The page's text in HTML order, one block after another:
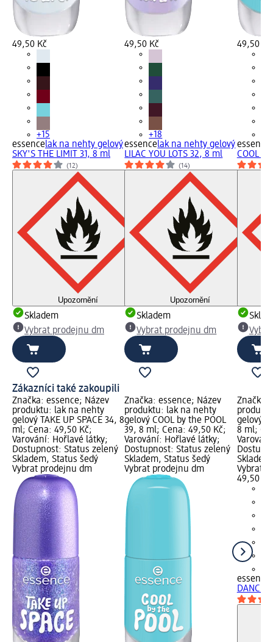
49,50 Kč
+15
essencelak na nehty gelový
SKY'S THE LIMIT 31, 8 ml
(12)
Upozornění
Skladem
Vybrat prodejnu dm
49,50 Kč
+18
essencelak na nehty gelový
LILAC YOU LOTS 32, 8 ml
(14)
Upozornění
Skladem
Vybrat prodejnu dm
49,50 Kč
essence
COOL
Zákazníci také zakoupili
Značka: essence; Název
produktu: lak na nehty
gelový TAKE UP SPACE 34, 8
ml; Cena: 49,50 Kč;
Varování: Hořlavé látky;
Dostupnost: Status zelený
Skladem, Status šedý
Vybrat prodejnu dm
Značka: essence; Název
produktu: lak na nehty
gelový COOL by the POOL
39, 8 ml; Cena: 49,50 Kč;
Varování: Hořlavé látky;
Dostupnost: Status zelený
Skladem, Status šedý
Vybrat prodejnu dm
Značka:
gelový
8 ml;
Vybrat
49,50 Kč
essence